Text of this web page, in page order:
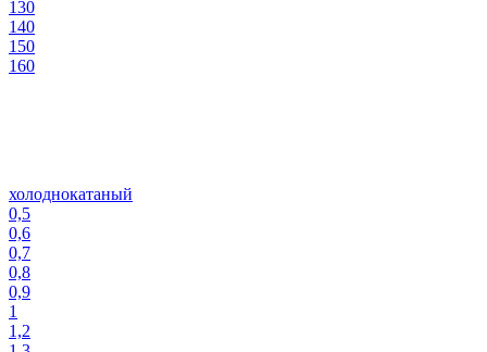
130
140
150
160
холоднокатаный
0,5
0,6
0,7
0,8
0,9
1
1,2